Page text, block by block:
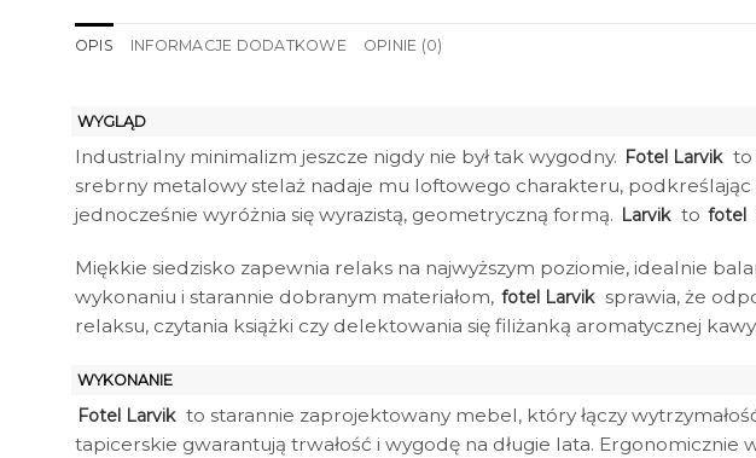
OPIS INFORMACJE DODATKOWE OPINIE (0)
WYGLĄD
Industrialny minimalizm jeszcze nigdy nie był tak wygodny. Fotel Larvik to
srebrny metalowy stelaż nadaje mu loftowego charakteru,
jednocześnie wyróżnia się wyrazistą, geometryczną formą. Larvik to fotel
Miękkie siedzisko zapewnia relaks na najwyższym poziomie, idealnie
wykonaniu i starannie dobranym materiałom, fotel Larvik sprawia, że
relaksu, czytania książki czy delektowania się filiżanką aromatycznej kawy.
WYKONANIE
Fotel Larvik to starannie zaprojektowany mebel, który łączy
tapicerskie gwarantują trwałość i wygodę na długie lata.